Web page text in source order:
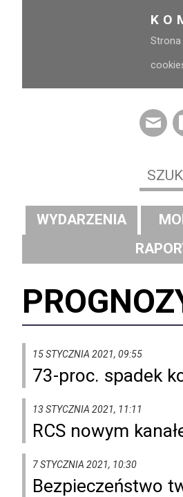
WYDARZENIA
15 STYCZNIA 2021, 09:55
73-proc. spadek
13 STYCZNIA 2021, 11:11
RCS nowym
7 STYCZNIA 2021, 10:30
Bezpieczeństwo